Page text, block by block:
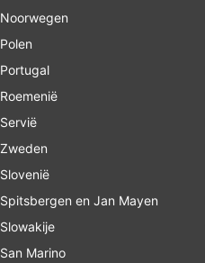
Noorwegen
Polen
Portugal
Roemenië
Servië
Zweden
Slovenië
Spitsbergen en Jan Mayen
Slowakije
San Marino